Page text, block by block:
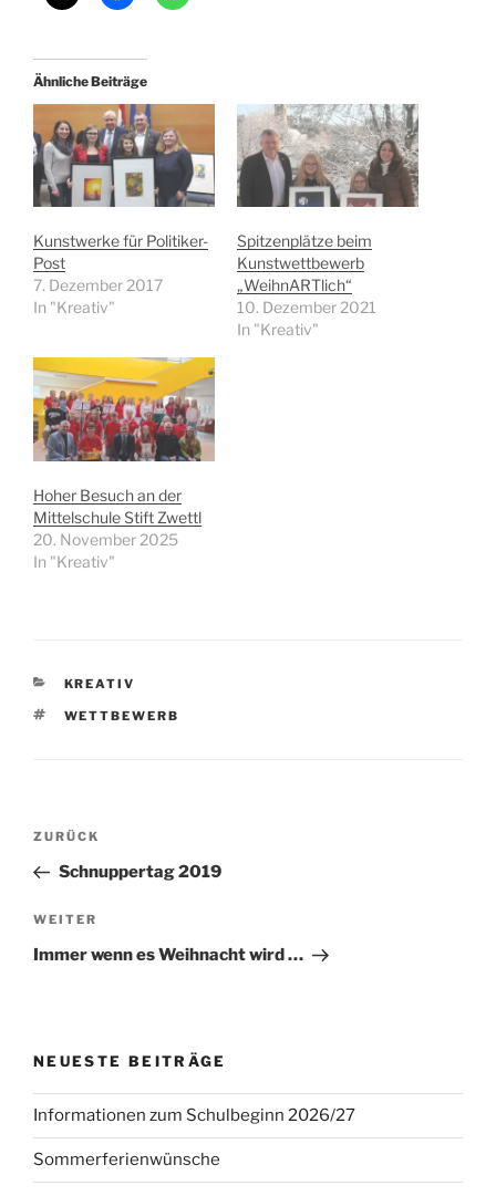
Ähnliche Beiträge
Kunstwerke für Politiker-
Post
7. Dezember 2017
In "Kreativ"
Spitzenplätze beim
Kunstwettbewerb
„WeihnARTlich“
10. Dezember 2021
In "Kreativ"
Hoher Besuch an der
Mittelschule Stift Zwettl
20. November 2025
In "Kreativ"
KATEGORIEN
KREATIV
SCHLAGWÖRTER
WETTBEWERB
Beitragsnavigation
Vorheriger
Beitrag
ZURÜCK
Schnuppertag 2019
Nächster
Beitrag
WEITER
Immer wenn es Weihnacht wird …
NEUESTE BEITRÄGE
Informationen zum Schulbeginn 2026/27
Sommerferienwünsche